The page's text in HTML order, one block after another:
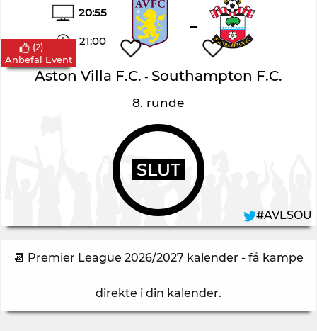
20:55
21:00 -
Aston Villa F.C. - Southampton F.C.
8. runde
SLUT
(2)
Anbefal Event
#AVLSOU
📆 Premier League 2026/2027 kalender - få kampe
direkte i din kalender.